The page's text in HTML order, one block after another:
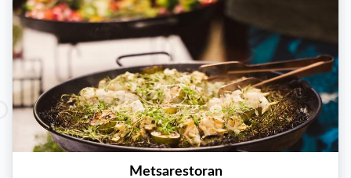
Metsarestoran